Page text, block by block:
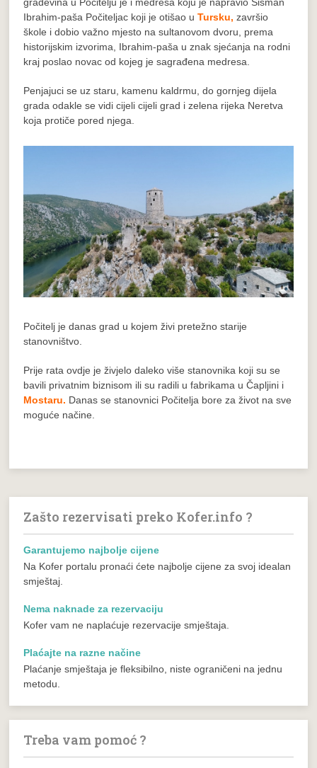
Ibrahim-paša Počiteljac koji je otišao uTursku, završio
škole i dobio važno mjesto na sultanovom dvoru, prema
historijskim izvorima, Ibrahim-paša u znak sjećanja na rodni
kraj poslao novac od kojeg je sagrađena medresa.
Penjajuci se uz staru, kamenu kaldrmu, do gornjeg dijela
grada odakle se vidi cijeli cijeli grad i zelena rijeka Neretva
koja protiče pored njega.
Počitelj je danas grad u kojem živi pretežno starije
stanovništvo.
Prije rata ovdje je živjelo daleko više stanovnika koji su se
bavili privatnim biznisom ili su radili u fabrikama u Čapljini i
Mostaru. Danas se stanovnici Počitelja bore za život na sve
moguće načine.
Zašto rezervisati preko Kofer.info ?
Garantujemo najbolje cijene
Na Kofer portalu pronaći ćete najbolje cijene za svoj idealan
smještaj.
Nema naknade za rezervaciju
Kofer vam ne naplaćuje rezervacije smještaja.
Plaćajte na razne načine
Plaćanje smještaja je fleksibilno, niste ograničeni na jednu
metodu.
Treba vam pomoć ?